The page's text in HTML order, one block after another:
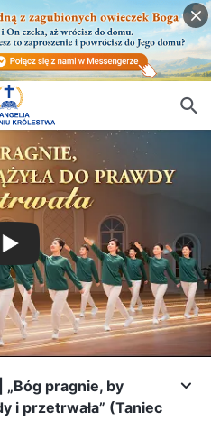
„Bóg pragnie, by
i przetrwała” (Taniec